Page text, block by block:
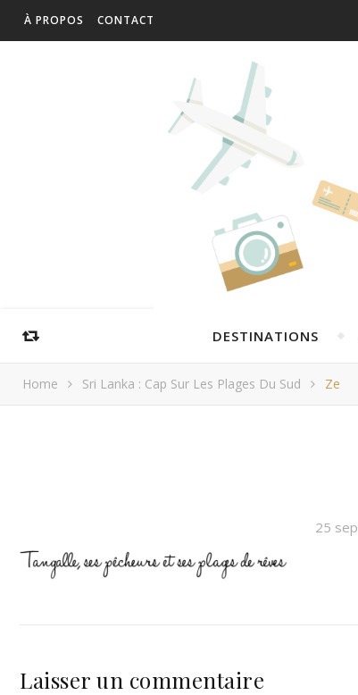
À PROPOS CONTACT
DESTINATIONS
Home Sri Lanka : Cap Sur Les Plages Du Sud Ze
25
Laisser un commentaire